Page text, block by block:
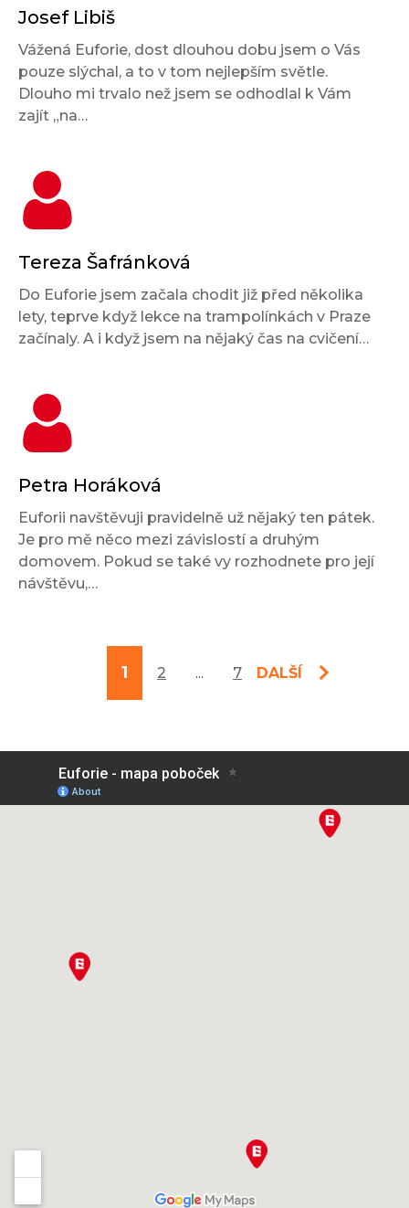
Josef Libiš
Vážená Euforie, dost dlouhou dobu jsem o Vás
pouze slýchal, a to v tom nejlepším světle.
Dlouho mi trvalo než jsem se odhodlal k Vám
zajít „na…
Tereza Šafránková
Do Euforie jsem začala chodit již před několika
lety, teprve když lekce na trampolínkách v Praze
začínaly. A i když jsem na nějaký čas na cvičení…
Petra Horáková
Euforii navštěvuji pravidelně už nějaký ten pátek.
Je pro mě něco mezi závislostí a druhým
domovem. Pokud se také vy rozhodnete pro její
návštěvu,…
1 2 ... 7 DALŠÍ